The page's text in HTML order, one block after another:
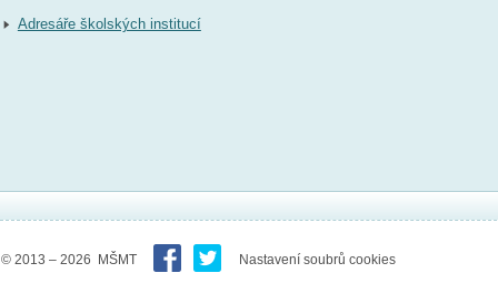
Adresáře školských institucí
© 2013 – 2026 MŠMT Nastavení soubrů cookies